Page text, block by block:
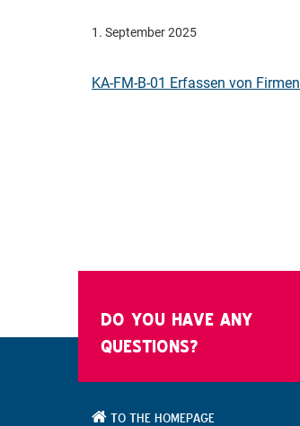
1. September 2025
KA-FM-B-01 Erfassen von Firmen
DO YOU HAVE ANY
QUESTIONS?
TO THE HOMEPAGE